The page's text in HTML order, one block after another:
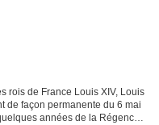
rois de France Louis XIV, Louis
de façon permanente du 6 mai
années de la Régence.